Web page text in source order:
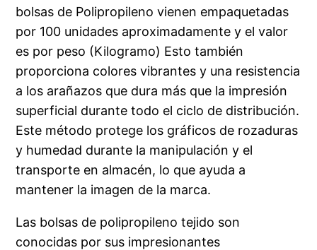
bolsas de Polipropileno vienen empaquetadas
por 100 unidades aproximadamente y el valor
es por peso (Kilogramo) Esto también
proporciona colores vibrantes y una resistencia
a los arañazos que dura más que la impresión
superficial durante todo el ciclo de distribución.
Este método protege los gráficos de rozaduras
y humedad durante la manipulación y el
transporte en almacén, lo que ayuda a
mantener la imagen de la marca.
Las bolsas de polipropileno tejido son
conocidas por sus impresionantes